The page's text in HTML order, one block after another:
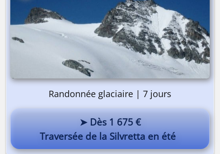
Randonnée glaciaire | 7 jours
➤ Dès 1 675 €
Traversée de la Silvretta en été